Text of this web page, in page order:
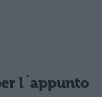
l´appunto